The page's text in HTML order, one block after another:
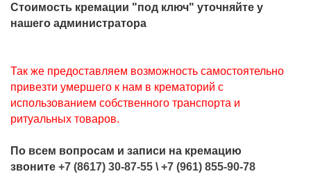
Стоимость кремации "под ключ" уточняйте у
нашего администратора
Так же предоставляем возможность самостоятельно
привезти умершего к нам в крематорий с
использованием собственного транспорта и
ритуальных товаров.
По всем вопросам и записи на кремацию
звоните +7 (8617) 30-87-55 \+7 (961) 855-90-78